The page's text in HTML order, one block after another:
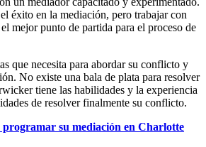
éxito en la mediación, pero trabajar con
mejor punto de partida para el proceso de
que necesita para abordar su conflicto y
No existe una bala de plata para resolver
tiene las habilidades y la experiencia
de resolver finalmente su conflicto.
su mediación en Charlotte